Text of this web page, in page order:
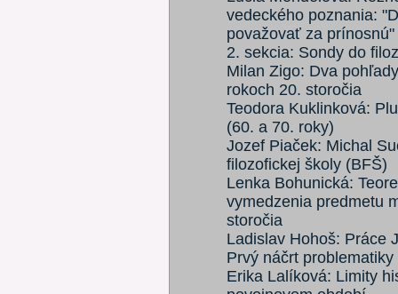
vedeckého poznania:
považovať za prínosnú"
2. sekcia: Sondy do
Milan Zigo: Dva
rokoch 20. storočia
Teodora Kuklinková:
(60. a 70. roky)
Jozef Piaček: Michal
filozofickej školy (BFŠ)
Lenka Bohunická:
vymedzenia predmetu
storočia
Ladislav Hohoš: Práce
Prvý náčrt problematiky
Erika Lalíková: Limity